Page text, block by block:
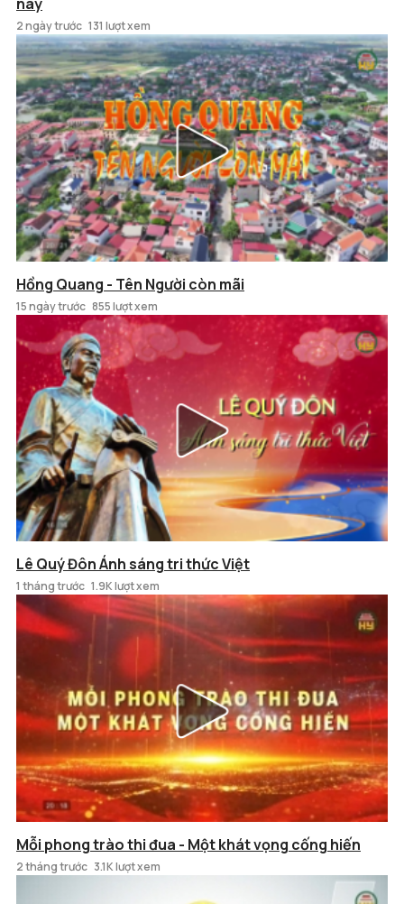
2 ngày trước 131 lượt xem
Hồng Quang - Tên Người còn mãi
15 ngày trước 855 lượt xem
Lê Quý Đôn Ánh sáng tri thức Việt
1 tháng trước 1.9K lượt xem
Mỗi phong trào thi đua - Một khát vọng cống hiến
2 tháng trước 3.1K lượt xem